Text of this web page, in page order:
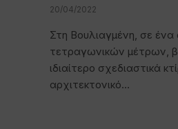
20/04/2022
Στη Βουλιαγμένη, σε ένα
τετραγωνικών μέτρων,
ιδιαίτερο σχεδιαστικά
αρχιτεκτονικό…